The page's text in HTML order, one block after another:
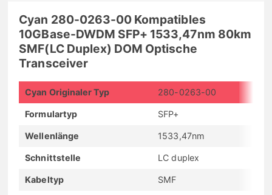
Cyan 280-0263-00 Kompatibles
10GBase-DWDM SFP+ 1533,47nm 80km
SMF(LC Duplex) DOM Optische
Transceiver
Cyan Originaler Typ 280-0263-00
Formulartyp SFP+
Wellenlänge 1533,47nm
Schnittstelle LC duplex
Kabeltyp SMF